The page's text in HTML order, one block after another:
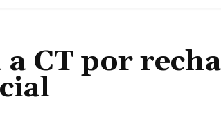
CT por